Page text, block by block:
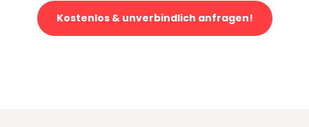
Kostenlos & unverbindlich anfragen!